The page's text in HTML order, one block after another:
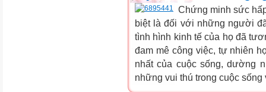
Chứng minh sức
biệt là đối với những người
tình hình kinh tế của họ đã
đam mê công việc, tự nhiên
nhất của cuộc sống, dường
những vui thú trong cuộc sống